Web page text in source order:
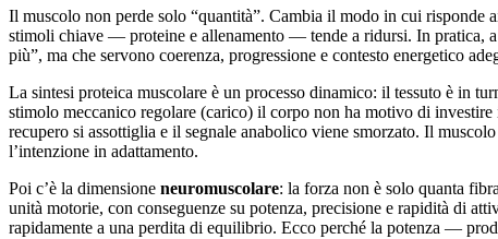
Il muscolo non perde solo “quantità”. Cambia il modo in cui risponde
stimoli chiave — proteine e allenamento — tende a ridursi. In pratica,
più”, ma che servono coerenza, progressione e contesto energetico
La sintesi proteica muscolare è un processo dinamico: il tessuto è in
stimolo meccanico regolare (carico) il corpo non ha motivo di
recupero si assottiglia e il segnale anabolico viene smorzato. Il
l’intenzione in adattamento.
Poi c’è la dimensione neuromuscolare: la forza non è solo quanta
unità motorie, con conseguenze su potenza, precisione e rapidità di
rapidamente a una perdita di equilibrio. Ecco perché la potenza —